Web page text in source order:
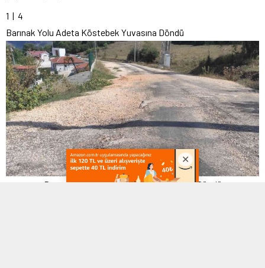
1 | 4
Barınak Yolu Adeta Köstebek Yuvasına Döndü
Barınak Yolu Adeta Köstebek Yuvasına Döndü